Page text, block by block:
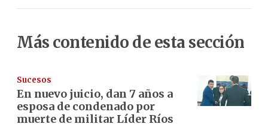
Más contenido de esta sección
Sucesos
En nuevo juicio, dan 7 años a
esposa de condenado por
muerte de militar Líder Ríos